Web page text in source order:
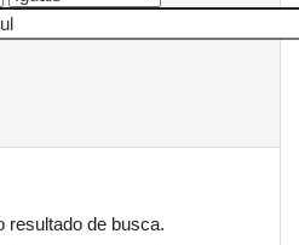
resultado de busca.